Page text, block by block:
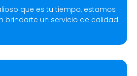
que es tu tiempo, estamos
brindarte un servicio de calidad.